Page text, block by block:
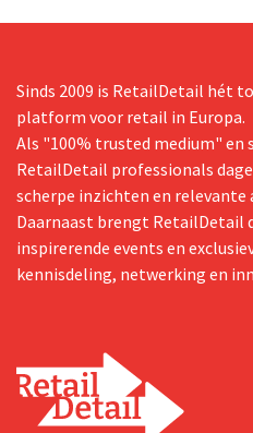
Sinds 2009 is RetailDetail hét
platform voor retail in Europa.
Als "100% trusted medium"
RetailDetail professionals
scherpe inzichten en relevante
Daarnaast brengt RetailDetail
inspirerende events en
kennisdeling, netwerking en